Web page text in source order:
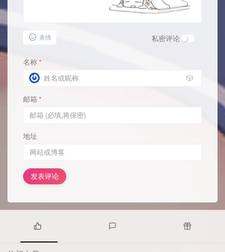
表情 私密评论
名称 *
🎲
邮箱 *
地址
发表评论
热
门